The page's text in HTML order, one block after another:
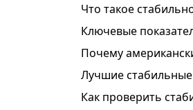
Что такое
Ключевые
Почему
Лучшие
Как проверить